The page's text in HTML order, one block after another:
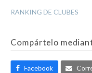
RANKING DE CLUBES
Compártelo
Facebook